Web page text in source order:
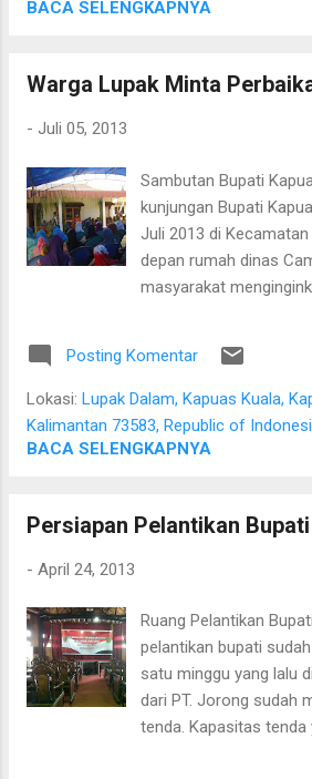
tersebut. Beliau
memesan tiga buah
kabar mengenai
rusak. Beliau langsung
peralatan tersebut
Sanijan pada hari
Sumber: dr. Gusti
BACA SELENGKAPNYA
Warga Lupak Minta
- Juli 05, 2013
Sambutan Bupati
kunjungan Bupati
Juli 2013 di
depan rumah dinas
masyarakat
Kapuas. Bupati akan
perbaikan jalan
tahun 2014. Beliau juga
kepada warga karena
yang pendek, itulah
ketersediaan
Usia Dini (PAUD),
perikanan dan lain-lain.
dengan kegiatan
Penggerak PKK
Posting Komentar
Lokasi: Lupak Dalam, Kapuas Kuala,
Kalimantan 73583, Republic of
BACA SELENGKAPNYA
Persiapan Pelantikan
- April 24, 2013
Ruang Pelantikan
pelantikan bupati
satu minggu yang lalu
dari PT. Jorong sudah
tenda. Kapasitas tenda